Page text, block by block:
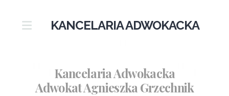
KANCELARIA ADWOKACKA
Kancelaria Adwokacka
Adwokat Agnieszka Grzechnik